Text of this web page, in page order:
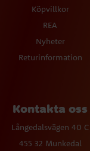
Köpvillkor
REA
Nyheter
Returinformation
Kontakta oss
Långedalsvägen 40 C
455 32 Munkedal